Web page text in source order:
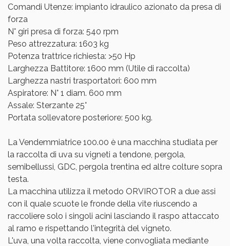
Comandi Utenze: impianto idraulico azionato da presa di
forza
N° giri presa di forza: 540 rpm
Peso attrezzatura: 1603 kg
Potenza trattrice richiesta: >50 Hp
Larghezza Battitore: 1600 mm (Utile di raccolta)
Larghezza nastri trasportatori: 600 mm
Aspiratore: N° 1 diam. 600 mm
Assale: Sterzante 25°
Portata sollevatore posteriore: 500 kg.
La Vendemmiatrice 100.00 è una macchina studiata per
la raccolta di uva su vigneti a tendone, pergola,
semibellussi, GDC, pergola trentina ed altre colture sopra
testa.
La macchina utilizza il metodo ORVIROTOR a due assi
con il quale scuote le fronde della vite riuscendo a
raccoliere solo i singoli acini lasciando il raspo attaccato
al ramo e rispettando l'integrità del vigneto.
L'uva, una volta raccolta, viene convogliata mediante